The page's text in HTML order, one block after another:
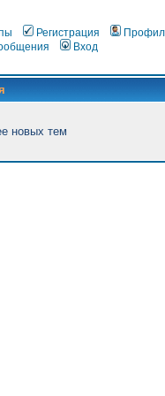
Регистрация
Вход
новых тем